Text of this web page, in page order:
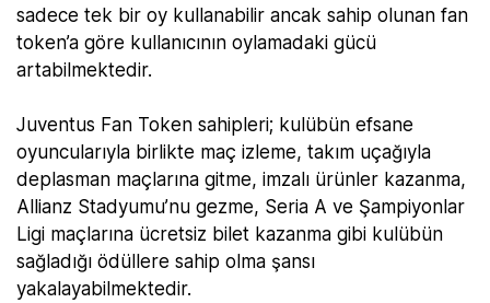
sadece tek bir oy kullanabilir ancak sahip olunan fan
token’a göre kullanıcının oylamadaki gücü
artabilmektedir.
Juventus Fan Token sahipleri; kulübün efsane
oyuncularıyla birlikte maç izleme, takım uçağıyla
deplasman maçlarına gitme, imzalı ürünler kazanma,
Allianz Stadyumu’nu gezme, Seria A ve Şampiyonlar
Ligi maçlarına ücretsiz bilet kazanma gibi kulübün
sağladığı ödüllere sahip olma şansı
yakalayabilmektedir.